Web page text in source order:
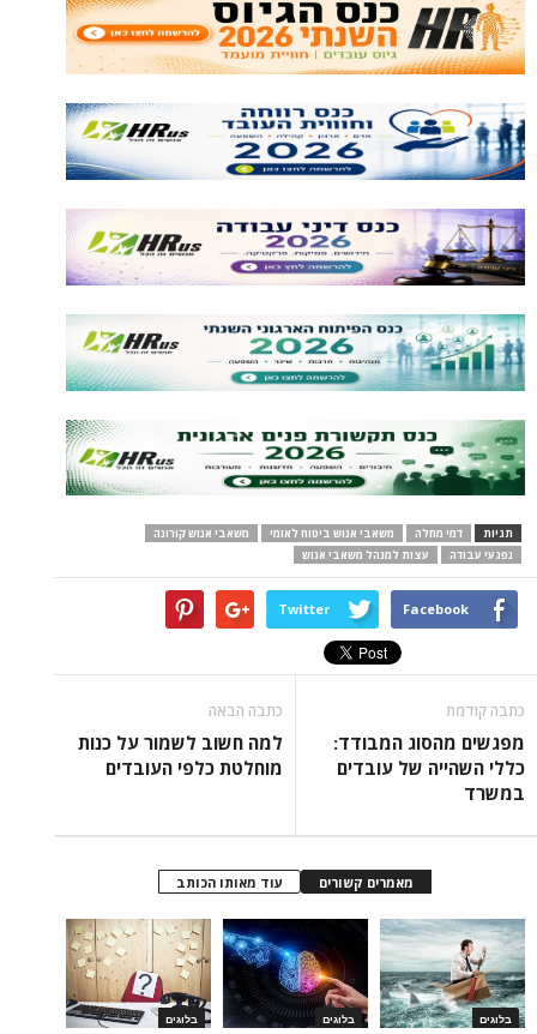
תגיות דמי מחלה משאבי אנוש ביטוח לאומי
משאבי אנוש קורונה
נפגעי עבודה
עצות למנהל משאבי אנוש
Facebook
Twitter
כתבה קודמת
מפגשים מהסוג המבודד:
כללי השהייה של עובדים
במשרד
כתבה הבאה
למה חשוב לשמור על כנות
מוחלטת כלפי העובדים
מאמרים קשורים עוד מאותו הכותב
בלוגים בלוגים בלוגים